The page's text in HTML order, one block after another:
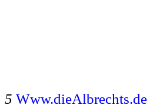
5 Www.dieAlbrechts.de